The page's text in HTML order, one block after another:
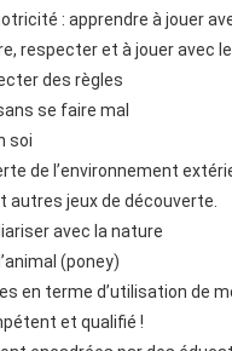
: apprendre à jouer
respecter et à jouer avec
des règles
se faire mal
soi
de l’environnement
autres jeux de découverte.
avec la nature
(poney)
en terme d’utilisation de
et qualifié !